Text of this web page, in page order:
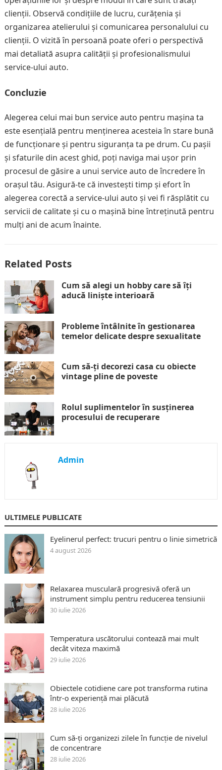
clienții. Observă condițiile de lucru, curățenia și
organizarea atelierului și comunicarea personalului cu
clienții. O vizită în persoană poate oferi o perspectivă
mai detaliată asupra calității și profesionalismului
service-ului auto.
Concluzie
Alegerea celui mai bun service auto pentru mașina ta
este esențială pentru menținerea acesteia în stare bună
de funcționare și pentru siguranța ta pe drum. Cu pașii
și sfaturile din acest ghid, poți naviga mai ușor prin
procesul de găsire a unui service auto de încredere în
orașul tău. Asigură-te că investești timp și efort în
alegerea corectă a service-ului auto și vei fi răsplătit cu
servicii de calitate și cu o mașină bine întreținută pentru
mulți ani de acum înainte.
Related Posts
Cum să alegi un hobby care să îți
aducă liniște interioară
Probleme întâlnite în gestionarea
temelor delicate despre sexualitate
Cum să-ți decorezi casa cu obiecte
vintage pline de poveste
Rolul suplimentelor în susținerea
procesului de recuperare
Admin
ULTIMELE PUBLICATE
Eyelinerul perfect: trucuri pentru o linie simetrică
4 august 2026
Relaxarea musculară progresivă oferă un
instrument simplu pentru reducerea tensiunii
30 iulie 2026
Temperatura uscătorului contează mai mult
decât viteza maximă
29 iulie 2026
Obiectele cotidiene care pot transforma rutina
într-o experiență mai plăcută
28 iulie 2026
Cum să-ți organizezi zilele în funcție de nivelul
de concentrare
28 iulie 2026